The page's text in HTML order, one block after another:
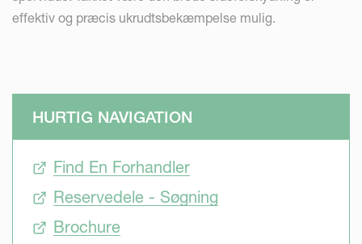
effektiv og præcis ukrudtsbekæmpelse mulig.
HURTIG NAVIGATION
Find En Forhandler
Reservedele - Søgning
Brochure